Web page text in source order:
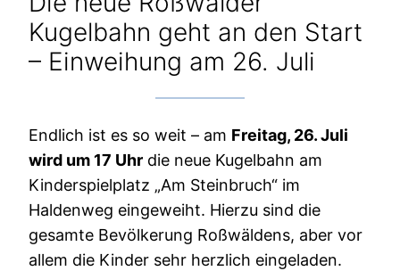
n
Kugelbahn geht an den Start
– Einweihung am 26. Juli
Endlich ist es so weit – am Freitag, 26. Juli
wird um 17 Uhr die neue Kugelbahn am
Kinderspielplatz „Am Steinbruch“ im
Haldenweg eingeweiht. Hierzu sind die
gesamte Bevölkerung Roßwäldens, aber vor
allem die Kinder sehr herzlich eingeladen.